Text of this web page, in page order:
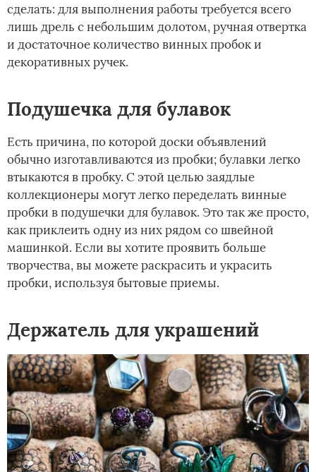
сделать: для выполнения работы требуется всего
лишь дрель с небольшим долотом, ручная отвертка
и достаточное количество винных пробок и
декоративных ручек.
Подушечка для булавок
Есть причина, по которой доски объявлений
обычно изготавливаются из пробки; булавки легко
втыкаются в пробку. С этой целью заядлые
коллекционеры могут легко переделать винные
пробки в подушечки для булавок. Это так же просто,
как приклеить одну из них рядом со швейной
машинкой. Если вы хотите проявить больше
творчества, вы можете раскрасить и украсить
пробки, используя бытовые приемы.
Держатель для украшений